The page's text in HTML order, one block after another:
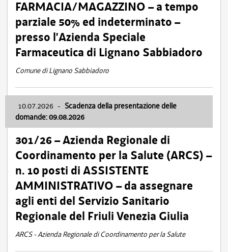
FARMACIA/MAGAZZINO – a tempo
parziale 50% ed indeterminato –
presso l’Azienda Speciale
Farmaceutica di Lignano Sabbiadoro
Comune di Lignano Sabbiadoro
10.07.2026 - Scadenza della presentazione delle
domande: 09.08.2026
301/26 – Azienda Regionale di
Coordinamento per la Salute (ARCS) –
n. 10 posti di ASSISTENTE
AMMINISTRATIVO – da assegnare
agli enti del Servizio Sanitario
Regionale del Friuli Venezia Giulia
ARCS - Azienda Regionale di Coordinamento per la Salute